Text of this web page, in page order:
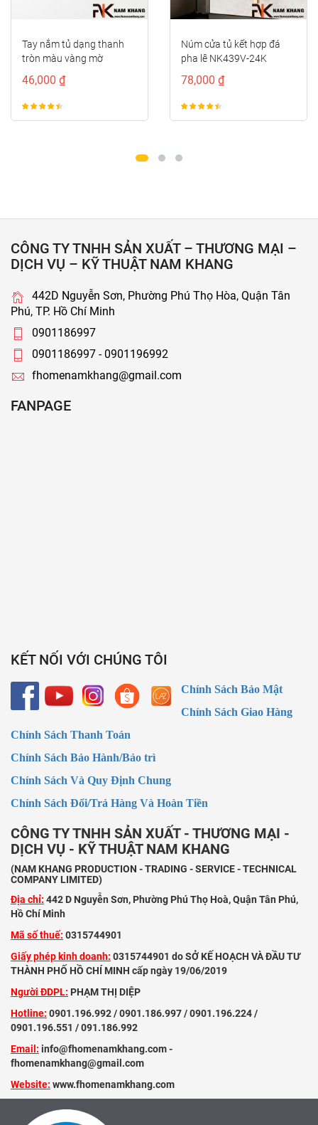
Núm cửa tủ kết hợp đá
pha lê NK439V-24K
78,000 ₫
Tay cầm cửa tủ đồng màu
đồng vàng viền đỏ
122,000 ₫
CÔNG TY TNHH SẢN XUẤT – THƯƠNG MẠI –
DỊCH VỤ – KỸ THUẬT NAM KHANG
442D Nguyễn Sơn, Phường Phú Thọ Hòa, Quận Tân
Phú, TP. Hồ Chí Minh
0901186997
0901186997 - 0901196992
fhomenamkhang@gmail.com
FANPAGE
KẾT NỐI VỚI CHÚNG TÔI
Chính Sách Bảo Mật
Chính Sách Giao Hàng
Chính Sách Thanh Toán
Chính Sách Bảo Hành/Bảo trì
Chính Sách Và Quy Định Chung
Chính Sách Đổi/Trả Hàng Và Hoàn Tiền
CÔNG TY TNHH SẢN XUẤT - THƯƠNG MẠI -
DỊCH VỤ - KỸ THUẬT NAM KHANG
(NAM KHANG PRODUCTION - TRADING - SERVICE - TECHNICAL
COMPANY LIMITED)
Địa chỉ: 442 D Nguyễn Sơn, Phường Phú Thọ Hoà, Quận Tân Phú,
Hồ Chí Minh
Mã số thuế: 0315744901
Giấy phép kinh doanh: 0315744901 do SỞ KẾ HOẠCH VÀ ĐẦU TƯ
THÀNH PHỐ HỒ CHÍ MINH cấp ngày 19/06/2019
Người ĐDPL: PHẠM THỊ DIỆP
Hotline: 0901.196.992 / 0901.186.997 / 0901.196.224 /
0901.196.551 / 091.186.992
Email: info@fhomenamkhang.com -
fhomenamkhang@gmail.com
Website: www.fhomenamkhang.com